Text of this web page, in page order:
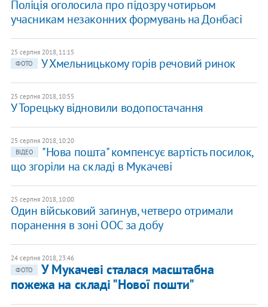
Поліція оголосила про підозру чотирьом
учасникам незаконних формувань на Донбасі
25 серпня 2018, 11:15
ФОТО
У Хмельницькому горів речовий ринок
25 серпня 2018, 10:55
У Торецьку відновили водопостачання
25 серпня 2018, 10:20
ВІДЕО
"Нова пошта" компенсує вартість посилок,
що згоріли на складі в Мукачеві
25 серпня 2018, 10:00
Один військовий загинув, четверо отримали
поранення в зоні ООС за добу
24 серпня 2018, 23:46
ФОТО
У Мукачеві сталася масштабна
пожежа на складі "Нової пошти"